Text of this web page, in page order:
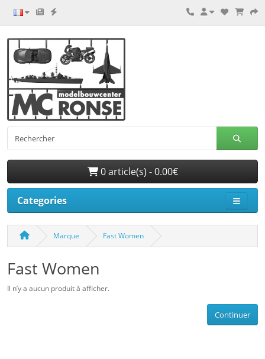
0 article(s) - 0.00€
Categories
Marque Fast Women
Fast Women
Il n’y a aucun produit à afficher.
Continuer